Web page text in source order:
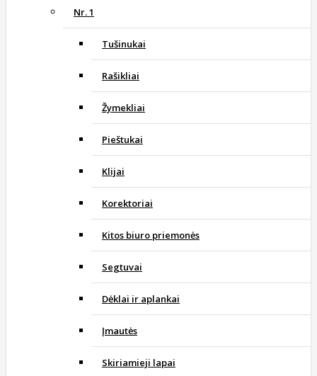
Nr. 1
Tušinukai
Rašikliai
Žymekliai
Pieštukai
Klijai
Korektoriai
Kitos biuro priemonės
Segtuvai
Dėklai ir aplankai
Įmautės
Skiriamieji lapai